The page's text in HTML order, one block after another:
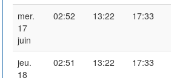
mer.
17
juin
02:52 13:22 17:33
jeu.
18
02:51 13:22 17:33